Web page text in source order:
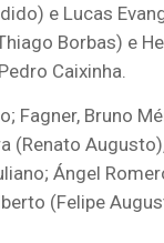
e Lucas
Borbas) e
Caixinha.
Fagner, Bruno
(Renato
Ángel
(Felipe